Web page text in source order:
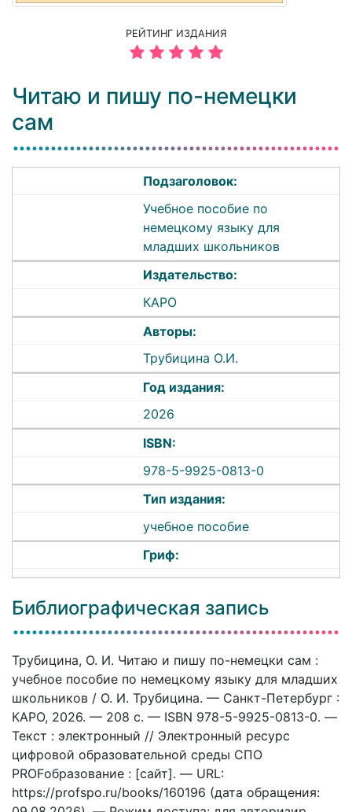
РЕЙТИНГ ИЗДАНИЯ
Читаю и пишу по-немецки
сам
Подзаголовок:
Учебное пособие по
немецкому языку для
младших школьников
Издательство:
КАРО
Авторы:
Трубицина О.И.
Год издания:
2026
ISBN:
978-5-9925-0813-0
Тип издания:
учебное пособие
Гриф:
Библиографическая запись
Трубицина, О. И. Читаю и пишу по-немецки сам :
учебное пособие по немецкому языку для младших
школьников / О. И. Трубицина. — Санкт-Петербург :
КАРО, 2026. — 208 c. — ISBN 978-5-9925-0813-0. —
Текст : электронный // Электронный ресурс
цифровой образовательной среды СПО
PROFобразование : [сайт]. — URL:
https://profspo.ru/books/160196 (дата обращения: